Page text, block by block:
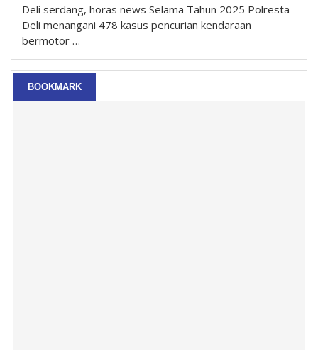
Deli serdang, horas news Selama Tahun 2025 Polresta
Deli menangani 478 kasus pencurian kendaraan
bermotor …
BOOKMARK